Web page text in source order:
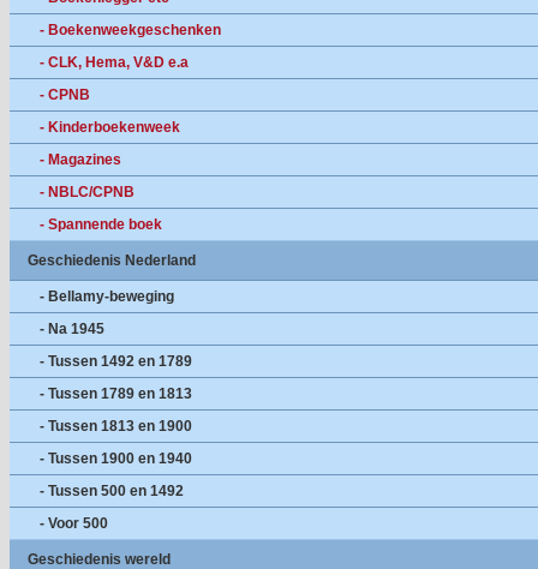
- Boekenweekgeschenken
- CLK, Hema, V&D e.a
- CPNB
- Kinderboekenweek
- Magazines
- NBLC/CPNB
- Spannende boek
Geschiedenis Nederland
- Bellamy-beweging
- Na 1945
- Tussen 1492 en 1789
- Tussen 1789 en 1813
- Tussen 1813 en 1900
- Tussen 1900 en 1940
- Tussen 500 en 1492
- Voor 500
Geschiedenis wereld